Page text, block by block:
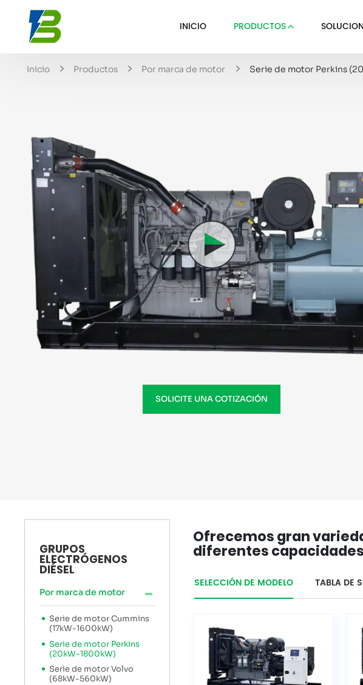
INICIO PRODUCTOS
Inicio Productos Por marca de motor Serie de motor Perkins
SOLICITE UNA COTIZACIÓN
Ofrecemos gran
diferentes
SELECCIÓN DE MODELO TABLA DE
GRUPOS
ELECTRÓGENOS
DIÉSEL
Por marca de motor
Serie de motor Cummins
(17kW-1600kW)
Serie de motor Perkins
(20kW-1800kW)
Serie de motor Volvo
(68kW-560kW)